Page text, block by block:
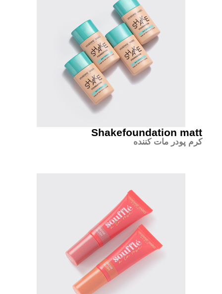
Shakefoundation matt
کرم پودر مات کننده